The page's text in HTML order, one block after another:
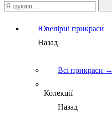
Ювелірні прикраси
Назад
Всі прикраси →
Колекції
Назад